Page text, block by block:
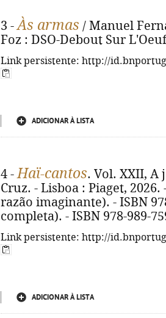
3 -Às armas / Manuel
Foz : DSO-Debout Sur
Link persistente: http://
ADICIONAR À LISTA
4 -Haï-cantos. Vol. XXII,
Cruz. - Lisboa : Piaget,
razão imaginante). - ISBN
completa). - ISBN 978-989-
Link persistente: http://
ADICIONAR À LISTA